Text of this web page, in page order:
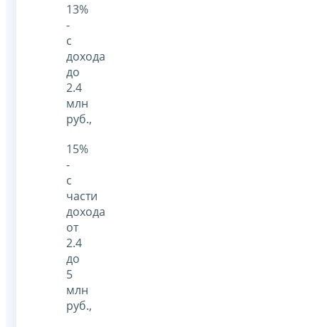
13%
-
с
дохода
до
2.4
млн
руб.,
15%
-
с
части
дохода
от
2.4
до
5
млн
руб.,